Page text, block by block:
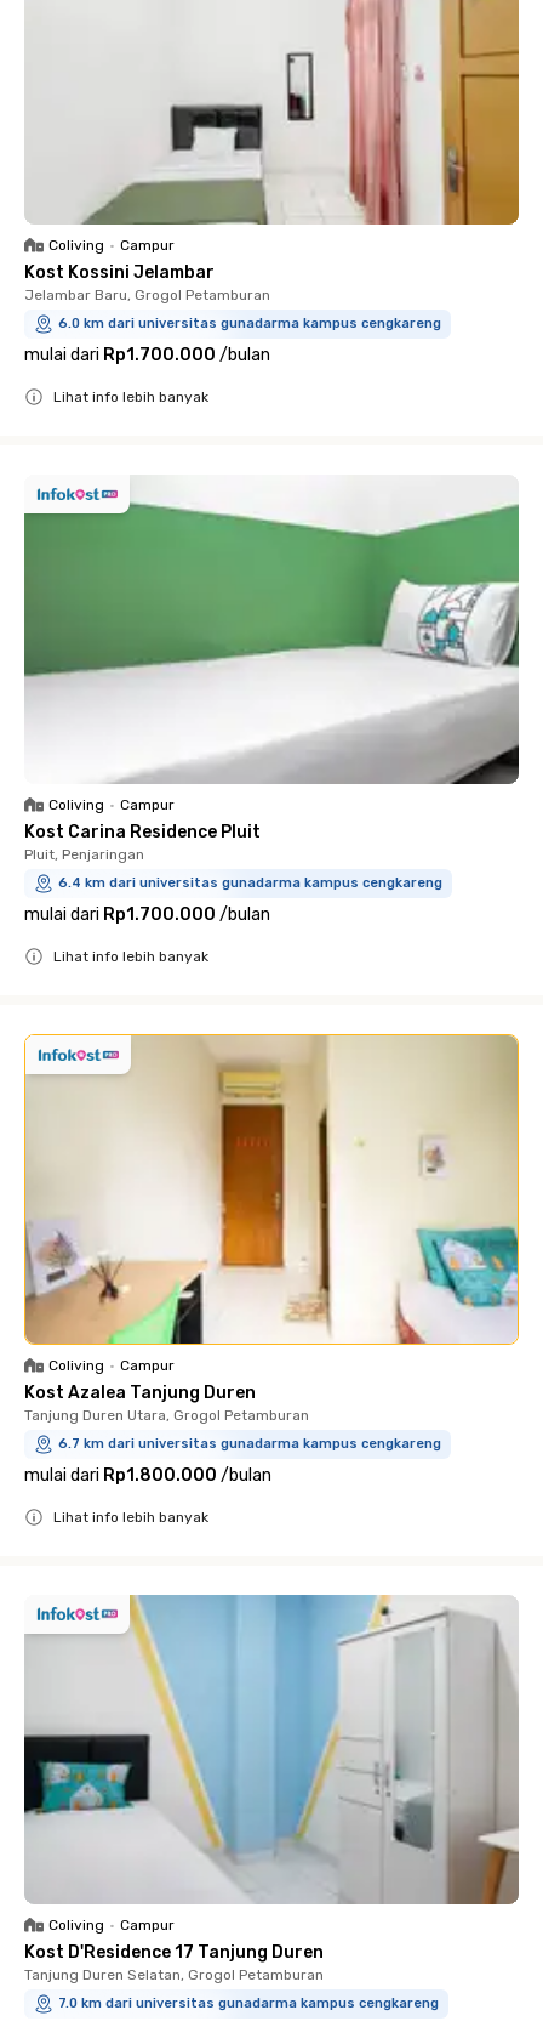
Coliving • Campur
Kost Kossini Jelambar
Jelambar Baru, Grogol Petamburan
6.0 km dari universitas gunadarma kampus cengkareng
mulai dari Rp1.700.000 /bulan
Lihat info lebih banyak
Coliving • Campur
Kost Carina Residence Pluit
Pluit, Penjaringan
6.4 km dari universitas gunadarma kampus cengkareng
mulai dari Rp1.700.000 /bulan
Lihat info lebih banyak
Coliving • Campur
Kost Azalea Tanjung Duren
Tanjung Duren Utara, Grogol Petamburan
6.7 km dari universitas gunadarma kampus cengkareng
mulai dari Rp1.800.000 /bulan
Lihat info lebih banyak
Coliving • Campur
Kost D'Residence 17 Tanjung Duren
Tanjung Duren Selatan, Grogol Petamburan
7.0 km dari universitas gunadarma kampus cengkareng